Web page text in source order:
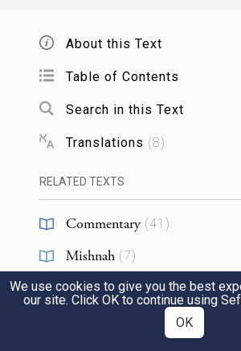
kiddushover wine,one recites
over thesanctification of the
recites a blessing over the
And
over the wine and recites a
the day thereafter.
נוֹטְלִין לַיָּדַיִם, וְאַחַר
הַכּוֹס.וּבֵית הִלֵּלאוֹמְרִים,
וְאַחַר כָּךְ נוֹטְלִין לַיָּדָיִם:
Beit HillelandBeit
About this Text
Table of Contents
Search in this Text
Translations (8)
RELATED TEXTS
Commentary (41 )
Mishnah (7)
Talmud( 15)
We use cookies to give you the best
our site. Click OK to continue using
OK